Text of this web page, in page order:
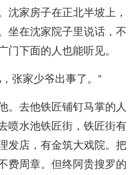
沈家房子在正北半坡上，
坐在沈家院子里说话，不
门下面的人也能听见。
张家少爷出事了。”
。去他铁匠铺钉马掌的人
喷水池铁匠街，铁匠街有
发店，有金筑大戏院。把
费周章。但终阿贵搜罗的